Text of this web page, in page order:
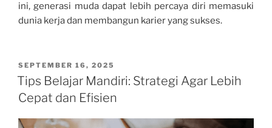
ini, generasi muda dapat lebih percaya diri memasuki
dunia kerja dan membangun karier yang sukses.
POSTED
ON
SEPTEMBER 16, 2025
Tips Belajar Mandiri: Strategi Agar Lebih
Cepat dan Efisien